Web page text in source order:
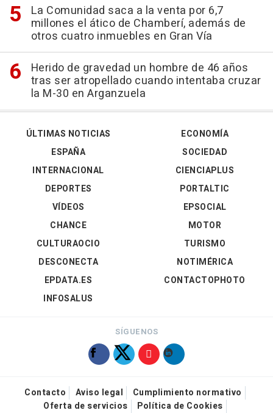
La Comunidad saca a la venta por 6,7
millones el ático de Chamberí, además de
otros cuatro inmuebles en Gran Vía
Herido de gravedad un hombre de 46 años
tras ser atropellado cuando intentaba cruzar
la M-30 en Arganzuela
ÚLTIMAS NOTICIAS
ESPAÑA
INTERNACIONAL
DEPORTES
VÍDEOS
ECONOMÍA
SOCIEDAD
CIENCIAPLUS
PORTALTIC
EPSOCIAL
CHANCE
CULTURAOCIO
DESCONECTA
EPDATA.ES
INFOSALUS
MOTOR
TURISMO
NOTIMÉRICA
CONTACTOPHOTO
SÍGUENOS
Contacto Aviso legal
Cumplimiento normativo
Oferta de servicios
Política de Cookies